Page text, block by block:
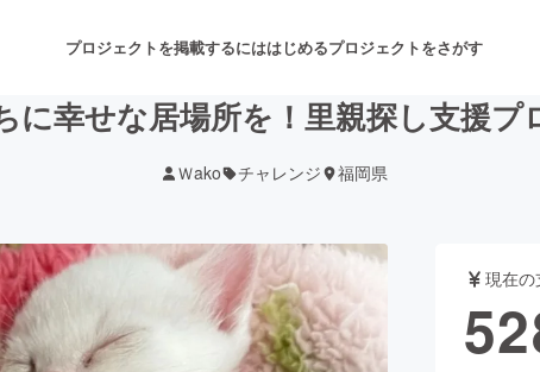
プロジェクトを掲載するにははじめるプロジェクトをさがす
音楽 舞台・パフォーマンス
ゲーム・サービス開発 フード・飲食店
に幸せな居場所を！里親探し支援プ
Ｗako チャレンジ 福岡県
現在